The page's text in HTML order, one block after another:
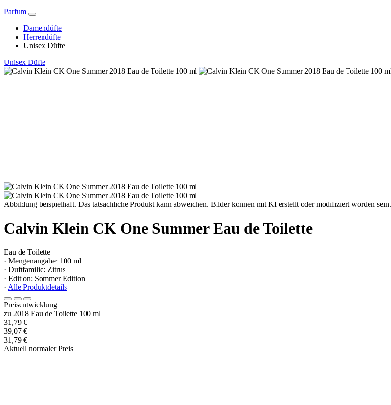
Parfum
Damendüfte
Herrendüfte
Unisex Düfte
Unisex Düfte
Abbildung beispielhaft. Das tatsächliche Produkt kann abweichen. Bilder können mit KI erstellt oder modifiziert worden sein.
Calvin Klein CK One Summer Eau de Toilette
Eau de Toilette
· Mengenangabe: 100 ml
· Duftfamilie: Zitrus
· Edition: Sommer Edition
· Alle Produktdetails
Preisentwicklung
zu 2018 Eau de Toilette 100 ml
31,79 €
39,07 €
31,79 €
Aktuell normaler Preis